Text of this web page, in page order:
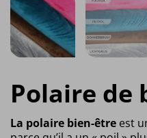
Polaire de
La polaire bien-être est